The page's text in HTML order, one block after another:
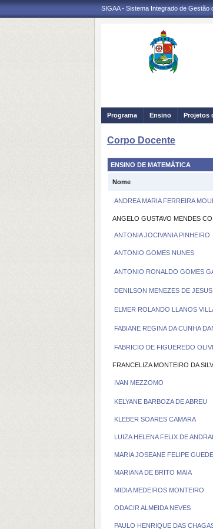
SIGAA - Sistema Integrado de Gestão
Programa Ensino Projetos
Corpo Docente
ENSINO DE MATEMÁTICA
Nome
ANDREA MARIA FERREIRA
ANGELO GUSTAVO MENDES
ANTONIA JOCIVANIA PINHEIRO
ANTONIO GOMES NUNES
ANTONIO RONALDO GOMES
DENILSON MENEZES DE JESUS
ELMER ROLANDO LLANOS
FABIANE REGINA DA CUNHA
FABRICIO DE FIGUEREDO
FRANCELIZA MONTEIRO DA
IVAN MEZZOMO
KELYANE BARBOZA DE ABREU
KLEBER SOARES CAMARA
LUIZA HELENA FELIX DE
MARIA JOSEANE FELIPE
MARIANA DE BRITO MAIA
MIDIA MEDEIROS MONTEIRO
ODACIR ALMEIDA NEVES
PAULO HENRIQUE DAS